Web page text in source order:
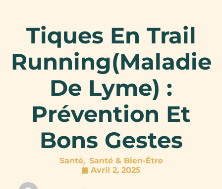
Tiques En Trail
Running(maladie
De Lyme) :
Prévention Et
Bons Gestes
Santé, Santé & Bien-Être
Avril 2, 2025